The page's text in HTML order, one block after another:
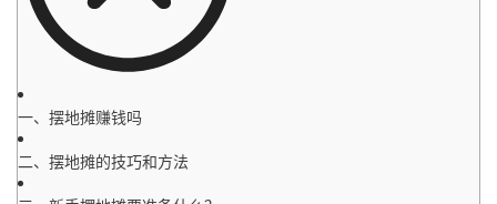
一、摆地摊赚钱吗
二、摆地摊的技巧和方法